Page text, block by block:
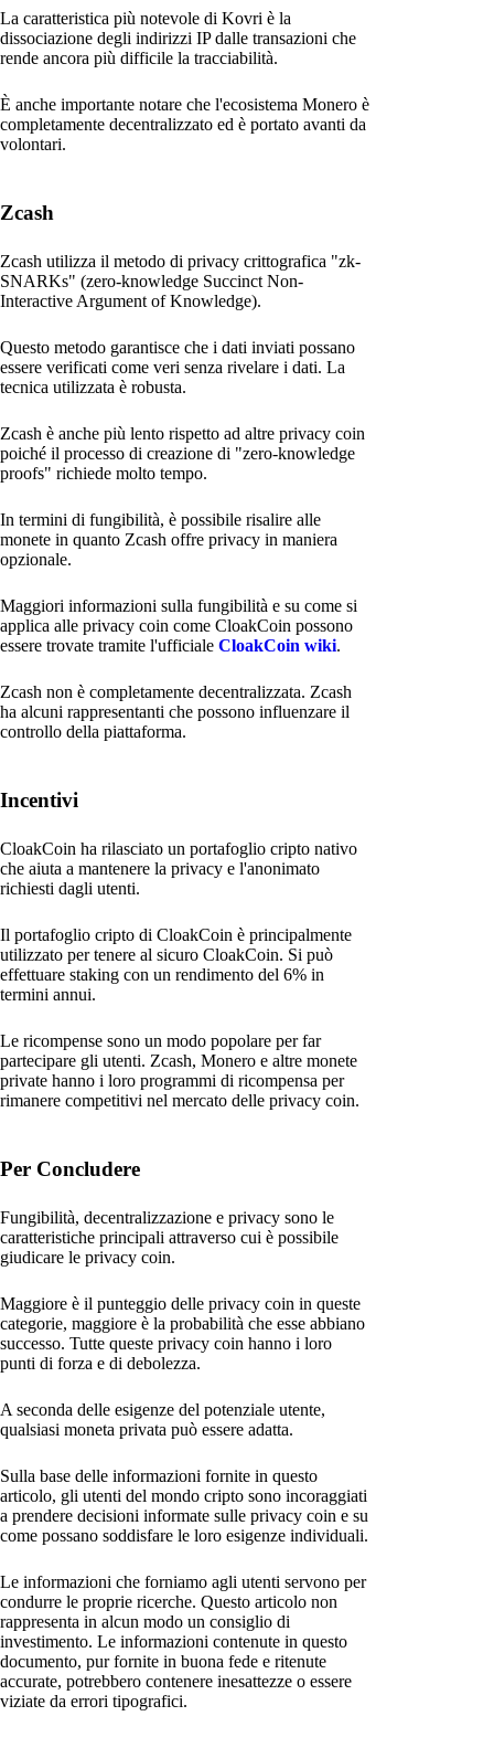
La caratteristica più notevole di Kovri è la
dissociazione degli indirizzi IP dalle transazioni che
rende ancora più difficile la tracciabilità.
È anche importante notare che l'ecosistema Monero è
completamente decentralizzato ed è portato avanti da
volontari.
Zcash
Zcash utilizza il metodo di privacy crittografica "zk-
SNARKs" (zero-knowledge Succinct Non-
Interactive Argument of Knowledge).
Questo metodo garantisce che i dati inviati possano
essere verificati come veri senza rivelare i dati. La
tecnica utilizzata è robusta.
Zcash è anche più lento rispetto ad altre privacy coin
poiché il processo di creazione di "zero-knowledge
proofs" richiede molto tempo.
In termini di fungibilità, è possibile risalire alle
monete in quanto Zcash offre privacy in maniera
opzionale.
Maggiori informazioni sulla fungibilità e su come si
applica alle privacy coin come CloakCoin possono
essere trovate tramite l'ufficiale CloakCoin wiki.
Zcash non è completamente decentralizzata. Zcash
ha alcuni rappresentanti che possono influenzare il
controllo della piattaforma.
Incentivi
CloakCoin ha rilasciato un portafoglio cripto nativo
che aiuta a mantenere la privacy e l'anonimato
richiesti dagli utenti.
Il portafoglio cripto di CloakCoin è principalmente
utilizzato per tenere al sicuro CloakCoin. Si può
effettuare staking con un rendimento del 6% in
termini annui.
Le ricompense sono un modo popolare per far
partecipare gli utenti. Zcash, Monero e altre monete
private hanno i loro programmi di ricompensa per
rimanere competitivi nel mercato delle privacy coin.
Per Concludere
Fungibilità, decentralizzazione e privacy sono le
caratteristiche principali attraverso cui è possibile
giudicare le privacy coin.
Maggiore è il punteggio delle privacy coin in queste
categorie, maggiore è la probabilità che esse abbiano
successo. Tutte queste privacy coin hanno i loro
punti di forza e di debolezza.
A seconda delle esigenze del potenziale utente,
qualsiasi moneta privata può essere adatta.
Sulla base delle informazioni fornite in questo
articolo, gli utenti del mondo cripto sono incoraggiati
a prendere decisioni informate sulle privacy coin e su
come possano soddisfare le loro esigenze individuali.
Le informazioni che forniamo agli utenti servono per
condurre le proprie ricerche. Questo articolo non
rappresenta in alcun modo un consiglio di
investimento. Le informazioni contenute in questo
documento, pur fornite in buona fede e ritenute
accurate, potrebbero contenere inesattezze o essere
viziate da errori tipografici.